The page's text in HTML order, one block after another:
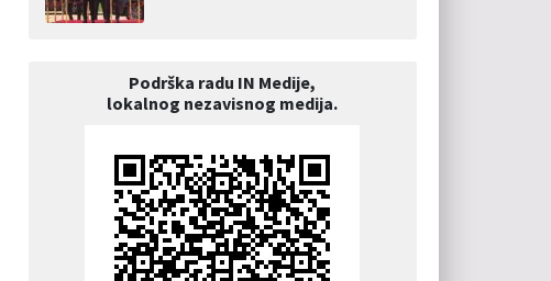
Podrška radu IN Medije,
lokalnog nezavisnog medija.